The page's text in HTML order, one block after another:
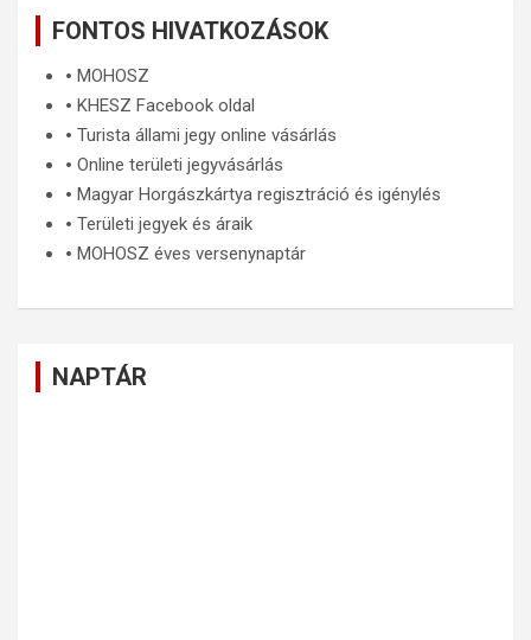
FONTOS HIVATKOZÁSOK
🞄 MOHOSZ
🞄 KHESZ Facebook oldal
🞄 Turista állami jegy online vásárlás
🞄 Online területi jegyvásárlás
🞄 Magyar Horgászkártya regisztráció és igénylés
🞄 Területi jegyek és áraik
🞄 MOHOSZ éves versenynaptár
NAPTÁR